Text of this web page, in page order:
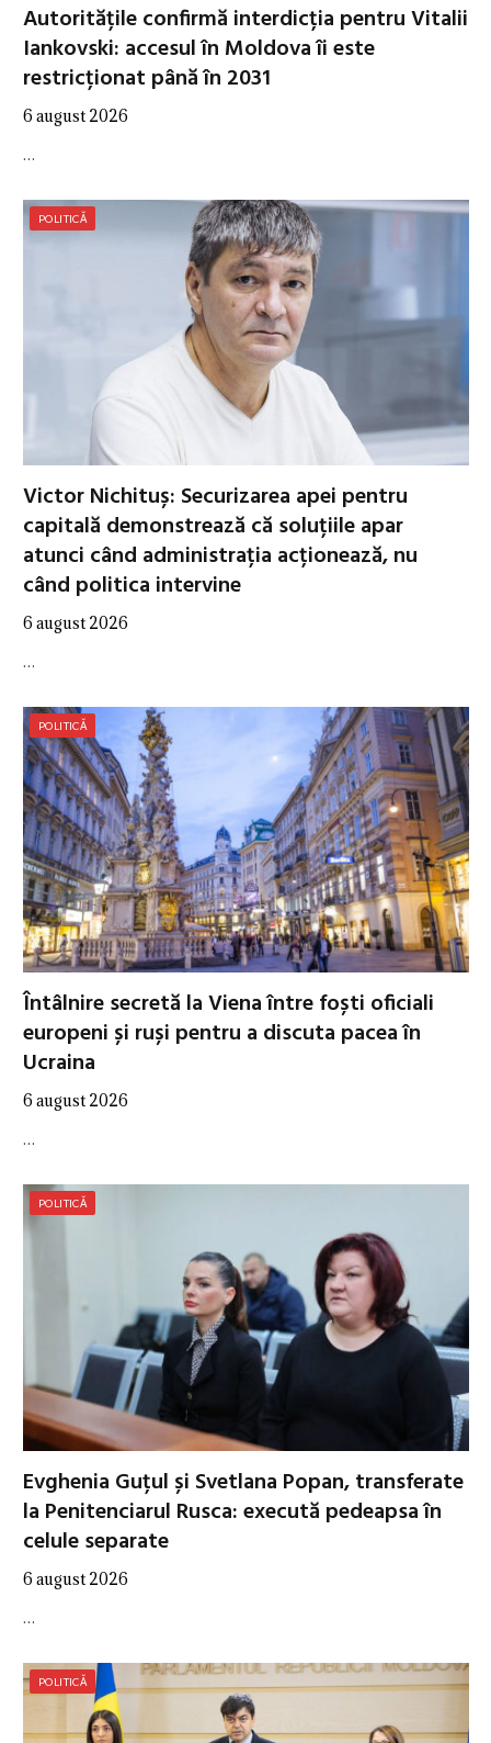
Autoritățile confirmă interdicția pentru Vitalii
Iankovski: accesul în Moldova îi este
restricționat până în 2031
6 august 2026
…
POLITICĂ
Victor Nichituș: Securizarea apei pentru
capitală demonstrează că soluțiile apar
atunci când administrația acționează, nu
când politica intervine
6 august 2026
…
POLITICĂ
Întâlnire secretă la Viena între foști oficiali
europeni și ruși pentru a discuta pacea în
Ucraina
6 august 2026
…
POLITICĂ
Evghenia Guțul și Svetlana Popan, transferate
la Penitenciarul Rusca: execută pedeapsa în
celule separate
6 august 2026
…
POLITICĂ